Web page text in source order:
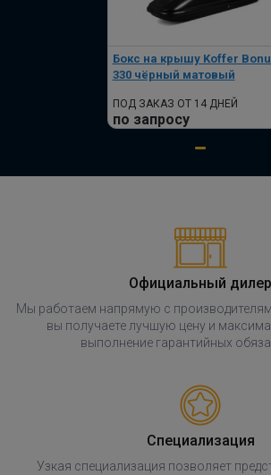
Бокс на крышу Koffer
330 чёрный матовый
ПОД ЗАКАЗ ОТ 14 ДНЕЙ
по запросу
Официальный дилер
Мы работаем напрямую с
вы получаете лучшую цену и
выполнение гарантийных
Специализация
Узкая специализация позволяет